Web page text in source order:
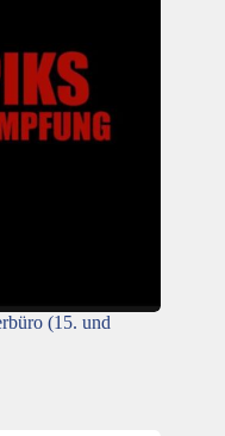
(15. und